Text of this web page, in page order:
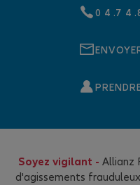
0 4 .7 4
Soyez vigilant - Allianz
d'agissements